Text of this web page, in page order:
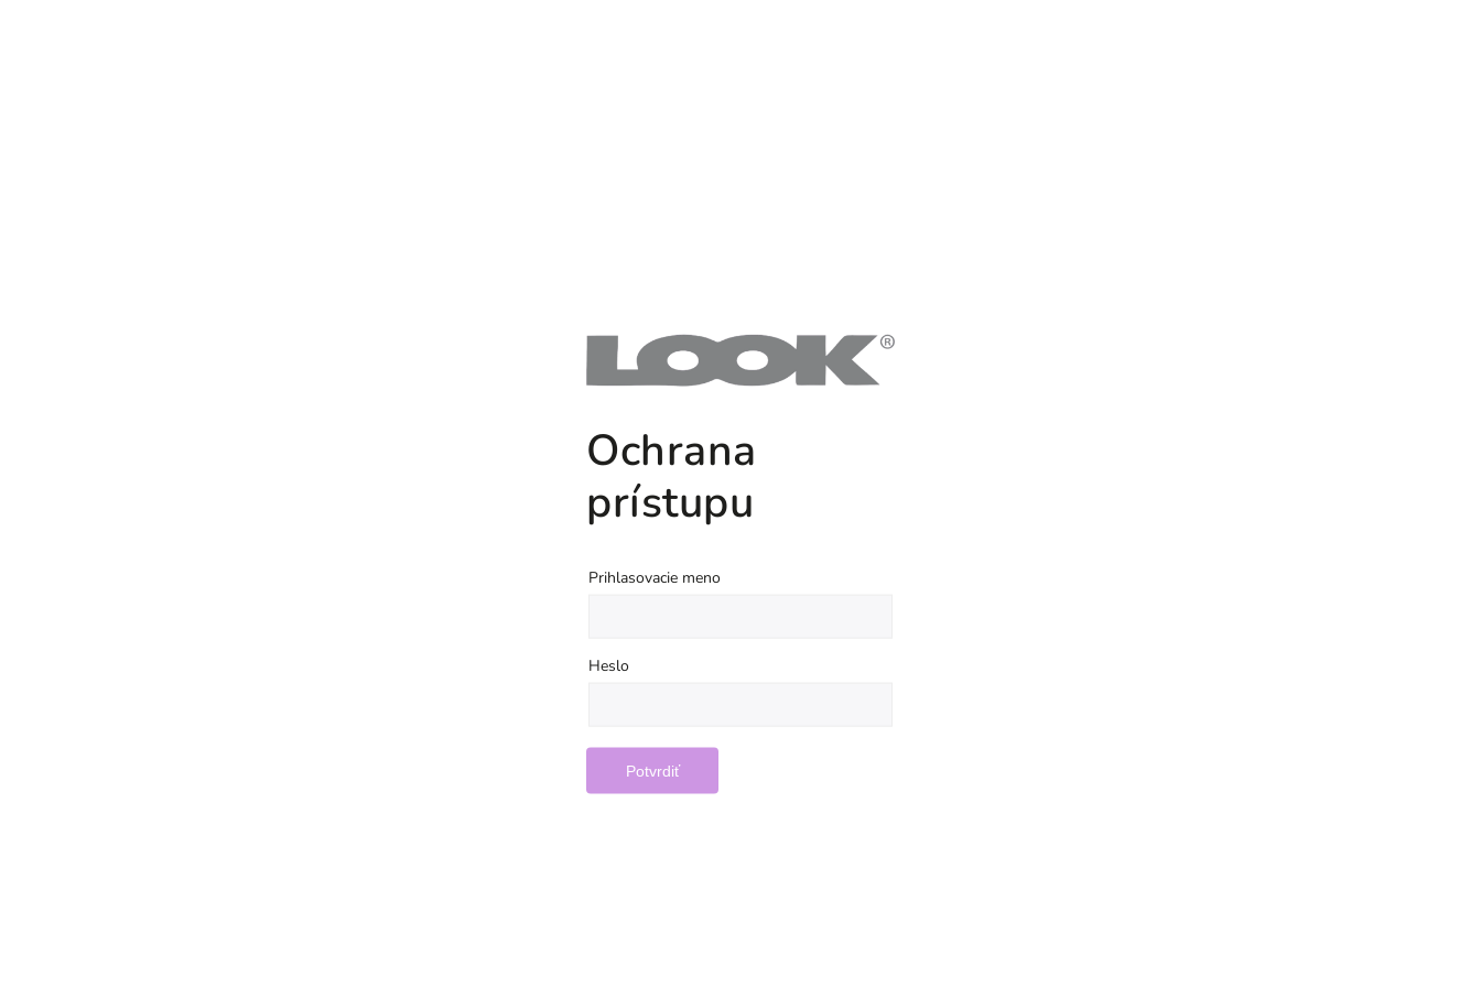
Ochrana
prístupu
Prihlasovacie meno
Heslo
Potvrdiť